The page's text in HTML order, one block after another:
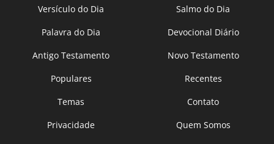
Versículo do Dia
Salmo do Dia
Palavra do Dia
Devocional Diário
Antigo Testamento
Novo Testamento
Populares
Recentes
Temas
Contato
Privacidade
Quem Somos